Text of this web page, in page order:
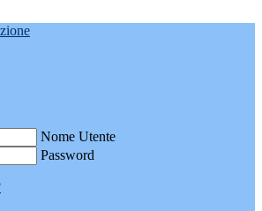
Nome Utente
Password